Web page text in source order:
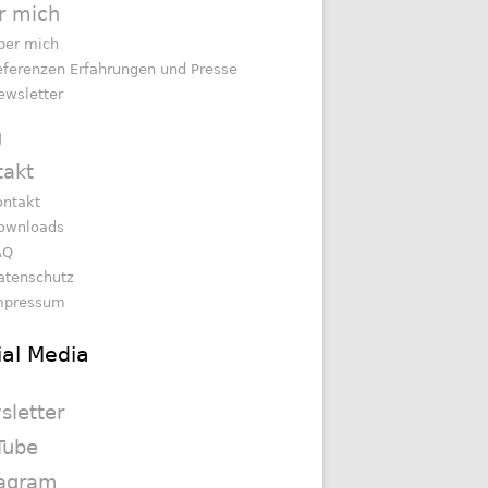
mich
mich
Erfahrungen und Presse
Media